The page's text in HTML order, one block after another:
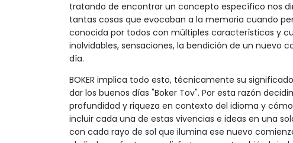
tratando de encontrar un concepto específico nos
tantas cosas que evocaban a la memoria cuando
conocida por todos con múltiples características y
inolvidables, sensaciones, la bendición de un nuevo
día.
BOKER implica todo esto, técnicamente su
dar los buenos días "Boker Tov". Por esta razón
profundidad y riqueza en contexto del idioma y
incluir cada una de estas vivencias e ideas en una
con cada rayo de sol que ilumina ese nuevo